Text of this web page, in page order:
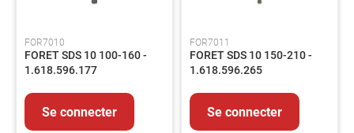
FOR7010
FORET SDS 10 100-160 -
1.618.596.177
Se connecter
FOR7011
FORET SDS 10 150-210 -
1.618.596.265
Se connecter